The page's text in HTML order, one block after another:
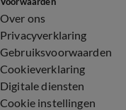
Over ons
Privacyverklaring
Gebruiksvoorwaarden
Cookieverklaring
Digitale diensten
Cookie instellingen